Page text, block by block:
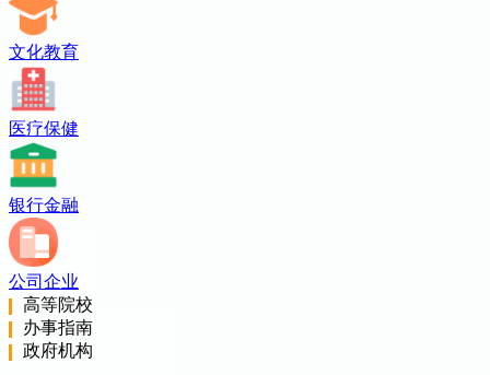
文化教育
医疗保健
银行金融
公司企业
高等院校
办事指南
政府机构